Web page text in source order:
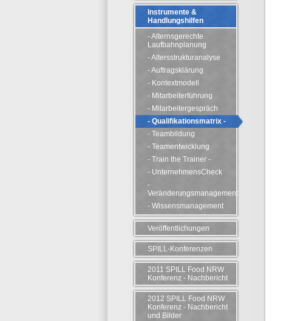
Instrumente &
Handlungshilfen
- Alternsgerechte
Laufbahnplanung
- Altersstrukturanalyse
- Auftragsklärung
- Kontextmodell
- Mitarbeiterführung
- Mitarbeitergespräch
- Qualifikationsmatrix -
- Teambildung
- Teamentwicklung
- Train the Trainer -
- UnternehmensCheck
-
Veränderungsmanagement
- Wissensmanagement
Veröffentlichungen
SPILL-Konferenzen
2011 SPILL Food NRW
Konferenz - Nachbericht
2012 SPILL Food NRW
Konferenz - Nachbericht
und Bilder